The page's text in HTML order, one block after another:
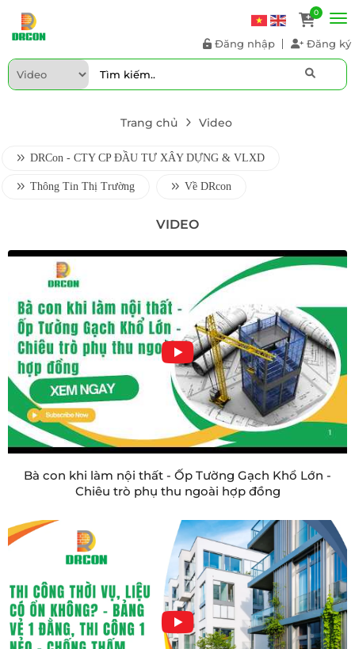
0
Đăng nhập Đăng ký
Trang chủ Video
DRCon - CTY CP ĐẦU TƯ XÂY DỰNG & VLXD
Thông Tin Thị Trường Về DRcon
VIDEO
Bà con khi làm nội thất - Ốp Tường Gạch Khổ Lớn -
Chiêu trò phụ thu ngoài hợp đồng